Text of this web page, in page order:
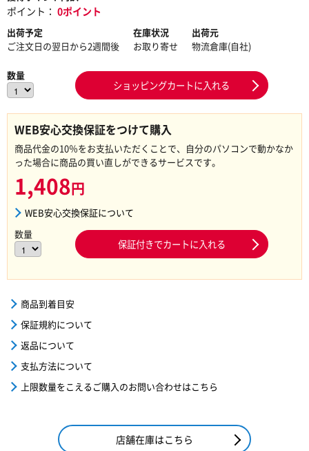
ポイント： 0ポイント
出荷予定
ご注文日の翌日から2週間後
在庫状況
お取り寄せ
出荷元
物流倉庫(自社)
数量
ショッピングカートに入れる
WEB安心交換保証をつけて購入
商品代金の10％をお支払いただくことで、自分のパソコンで動かなか
った場合に商品の買い直しができるサービスです。
1,408円
WEB安心交換保証について
数量
保証付きでカートに入れる
商品到着目安
保証規約について
返品について
支払方法について
上限数量をこえるご購入のお問い合わせはこちら
店舗在庫はこちら